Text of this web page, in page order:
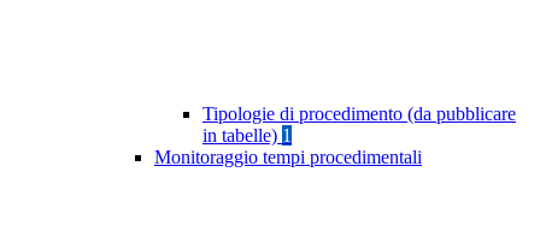
Tipologie di procedimento (da pubblicare
in tabelle) 1
Monitoraggio tempi procedimentali